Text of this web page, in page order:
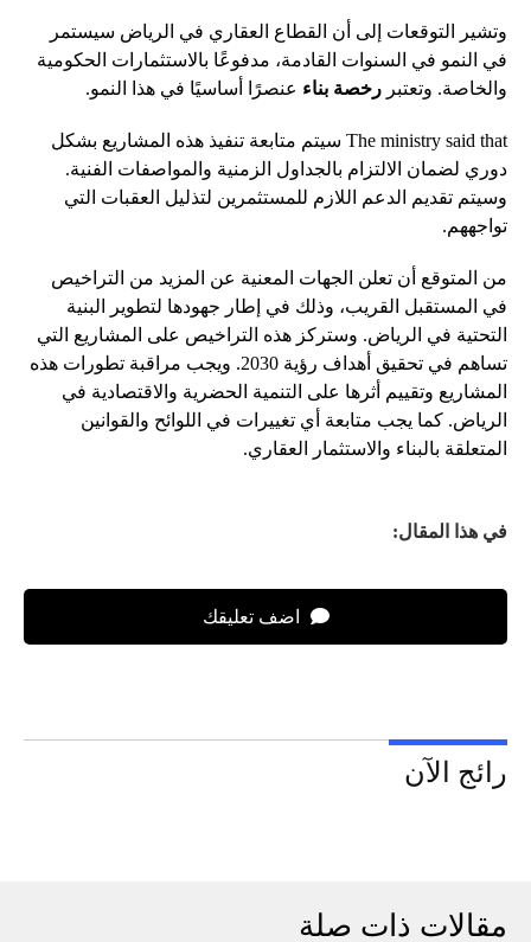
وتشير التوقعات إلى أن القطاع العقاري في الرياض سيستمر
في النمو في السنوات القادمة، مدفوعًا بالاستثمارات الحكومية
والخاصة. وتعتبر رخصة بناء عنصرًا أساسيًا في هذا النمو.
The ministry said that سيتم متابعة تنفيذ هذه المشاريع بشكل
دوري لضمان الالتزام بالجداول الزمنية والمواصفات الفنية.
وسيتم تقديم الدعم اللازم للمستثمرين لتذليل العقبات التي
تواجههم.
من المتوقع أن تعلن الجهات المعنية عن المزيد من التراخيص
في المستقبل القريب، وذلك في إطار جهودها لتطوير البنية
التحتية في الرياض. وستركز هذه التراخيص على المشاريع التي
تساهم في تحقيق أهداف رؤية 2030. ويجب مراقبة تطورات هذه
المشاريع وتقييم أثرها على التنمية الحضرية والاقتصادية في
الرياض. كما يجب متابعة أي تغييرات في اللوائح والقوانين
المتعلقة بالبناء والاستثمار العقاري.
في هذا المقال:
اضف تعليقك
رائج الآن
مقالات ذات صلة